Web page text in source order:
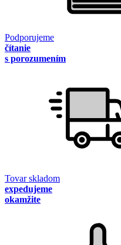
Podporujeme
čítanie
s porozumením
Tovar skladom
expedujeme
okamžite